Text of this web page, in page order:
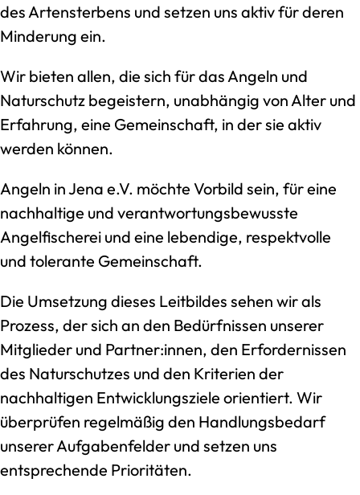
des Artensterbens und setzen uns aktiv für deren
Minderung ein.
Wir bieten allen, die sich für das Angeln und
Naturschutz begeistern, unabhängig von Alter und
Erfahrung, eine Gemeinschaft, in der sie aktiv
werden können.
Angeln in Jena e.V. möchte Vorbild sein, für eine
nachhaltige und verantwortungsbewusste
Angelfischerei und eine lebendige, respektvolle
und tolerante Gemeinschaft.
Die Umsetzung dieses Leitbildes sehen wir als
Prozess, der sich an den Bedürfnissen unserer
Mitglieder und Partner:innen, den Erfordernissen
des Naturschutzes und den Kriterien der
nachhaltigen Entwicklungsziele orientiert. Wir
überprüfen regelmäßig den Handlungsbedarf
unserer Aufgabenfelder und setzen uns
entsprechende Prioritäten.